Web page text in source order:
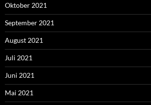
Oktober 2021
September 2021
August 2021
Juli 2021
Juni 2021
Mai 2021